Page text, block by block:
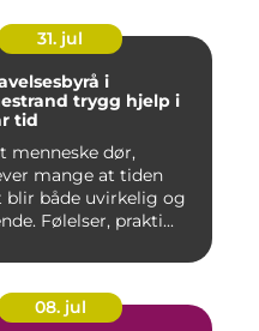
31. jul
i
trygg hjelp i
tid
menneske dør,
mange at tiden
blir både uvirkelig og
Følelser, prakti...
08. jul